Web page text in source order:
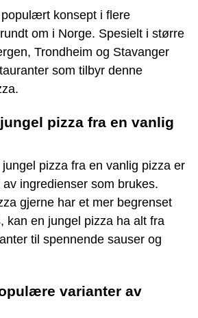
konsept i flere
om i Norge. Spesielt i større
Trondheim og Stavanger
som tilbyr denne
pizza fra en vanlig
pizza fra en vanlig pizza er
ingredienser som brukes.
gjerne har et mer begrenset
kan en jungel pizza ha alt fra
til spennende sauser og
varianter av